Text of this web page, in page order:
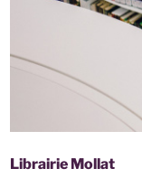
Librairie Mollat